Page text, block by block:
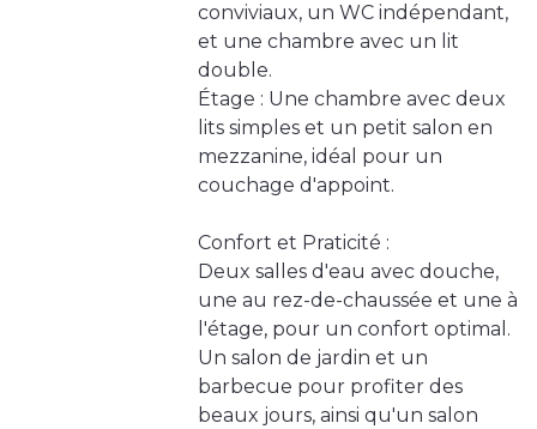
conviviaux, un WC indépendant,
et une chambre avec un lit
double.
Étage : Une chambre avec deux
lits simples et un petit salon en
mezzanine, idéal pour un
couchage d'appoint.
Confort et Praticité :
Deux salles d'eau avec douche,
une au rez-de-chaussée et une à
l'étage, pour un confort optimal.
Un salon de jardin et un
barbecue pour profiter des
beaux jours, ainsi qu'un salon